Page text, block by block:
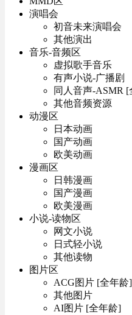
演唱会
初音未来演唱会
其他演出
音乐-音频区
虚拟歌手音乐
有声小说-广播剧
同人音声-ASMR [
其他音频资源
动漫区
日本动画
国产动画
欧美动画
漫画区
日韩漫画
国产漫画
欧美漫画
小说-读物区
网文小说
日式轻小说
其他读物
图片区
ACG图片 [全年龄]
其他图片
AI图片 [全年龄]